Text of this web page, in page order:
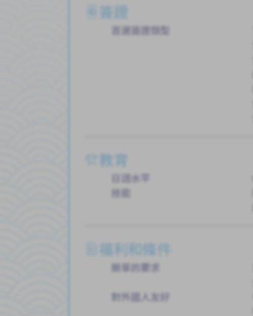
簽證
首選簽證類型
教育
日語水平
技能
福利和條件
簡單的要求
對外國人友好